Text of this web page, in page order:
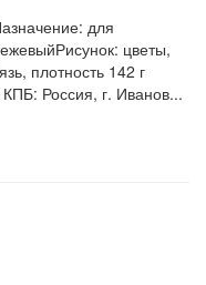
для
цветы,
плотность 142 г
Россия, г. Иванов...